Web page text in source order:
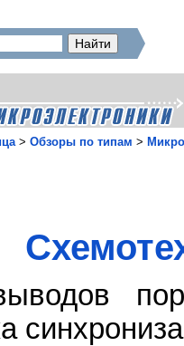
> Обзоры по типам >